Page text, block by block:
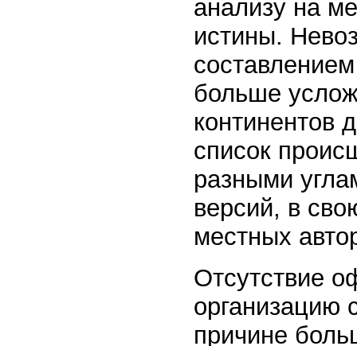
анализу на
истины.
больше
континентов
список
разными
версий, в
местных
Отсутствие
организацию
причине